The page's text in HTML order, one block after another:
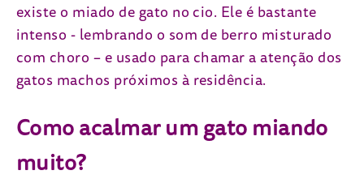
existe o miado de gato no cio. Ele é bastante
intenso - lembrando o som de berro misturado
com choro – e usado para chamar a atenção dos
gatos machos próximos à residência.
Como acalmar um gato miando
muito?